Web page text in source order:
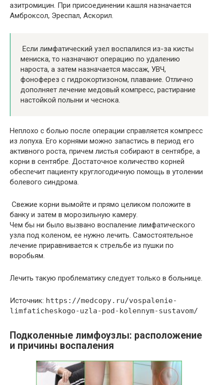
азитромицин. При присоединении кашля назначается
Амброксол, Эреспал, Аскорил.
Если лимфатический узел воспалился из-за кисты
мениска, то назначают операцию по удалению
нароста, а затем назначается массаж, УВЧ,
фоноферез с гидрокортизоном, плавание. Отлично
дополняет лечение медовый компресс, растирание
настойкой полыни и чеснока.
Неплохо с болью после операции справляется компресс
из лопуха. Его корнями можно запастись в период его
активного роста, причем листья собирают в сентябре, а
корни в сентябре. Достаточное количество корней
обеспечит пациенту круглогодичную помощь в утолении
болевого синдрома.
Свежие корни вымойте и прямо целиком положите в
банку и затем в морозильную камеру.
Чем бы ни было вызвано воспаление лимфатического
узла под коленом, ее нужно лечить. Самостоятельное
лечение приравнивается к стрельбе из пушки по
воробьям.
Лечить такую проблематику следует только в больнице.
Источник: https://medcopy.ru/vospalenie-
limfaticheskogo-uzla-pod-kolennym-sustavom/
Подколенные лимфоузлы: расположение
и причины воспаления